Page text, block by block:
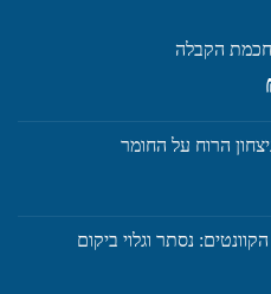
הקבלה
₪4,250.הרוח על החומר
נסתר וגלוי ביקום